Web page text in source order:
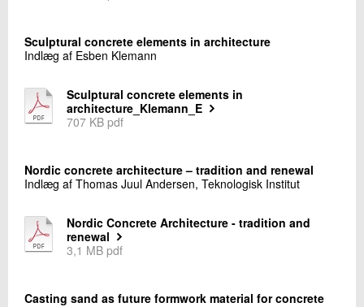
Sculptural concrete elements in architecture
Indlæg af Esben Klemann
Sculptural concrete elements in
architecture_Klemann_E
707 KB pdf
Nordic concrete architecture – tradition and renewal
Indlæg af Thomas Juul Andersen, Teknologisk Institut
Nordic Concrete Architecture - tradition and
renewal
3,1 MB pdf
Casting sand as future formwork material for concrete